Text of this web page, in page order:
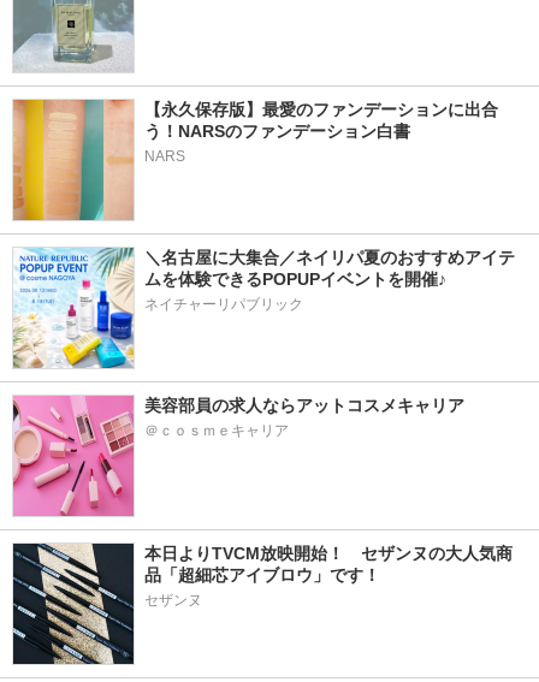
【永久保存版】最愛のファンデーションに出合
う！NARSのファンデーション白書
NARS
＼名古屋に大集合／ネイリパ夏のおすすめアイテ
ムを体験できるPOPUPイベントを開催♪
ネイチャーリパブリック
美容部員の求人ならアットコスメキャリア
＠ｃｏｓｍｅキャリア
本日よりTVCM放映開始！　セザンヌの大人気商
品「超細芯アイブロウ」です！
セザンヌ